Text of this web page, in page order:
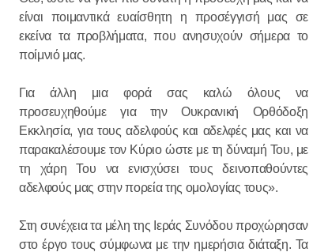
είναι ποιμαντικά ευαίσθητη η προσέγγισή μας σε
εκείνα τα προβλήματα, που ανησυχούν σήμερα το
ποίμνιό μας.
Για άλλη μια φορά σας καλώ όλους να
προσευχηθούμε για την Ουκρανική Ορθόδοξη
Εκκλησία, για τους αδελφούς και αδελφές μας και να
παρακαλέσουμε τον Κύριο ώστε με τη δύναμή Του, με
τη χάρη Του να ενισχύσει τους δεινοπαθούντες
αδελφούς μας στην πορεία της ομολογίας τους».
Στη συνέχεια τα μέλη της Ιεράς Συνόδου προχώρησαν
στο έργο τους σύμφωνα με την ημερήσια διάταξη. Τα